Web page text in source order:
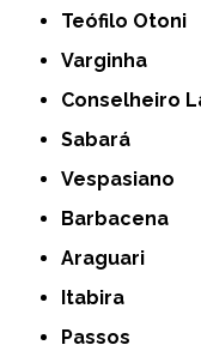
Teófilo Otoni
Varginha
Conselheiro
Sabará
Vespasiano
Barbacena
Araguari
Itabira
Passos